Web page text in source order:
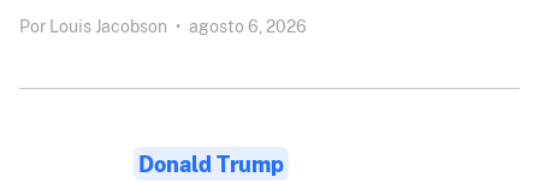
Por Louis Jacobson • agosto 6, 2026
Donald Trump